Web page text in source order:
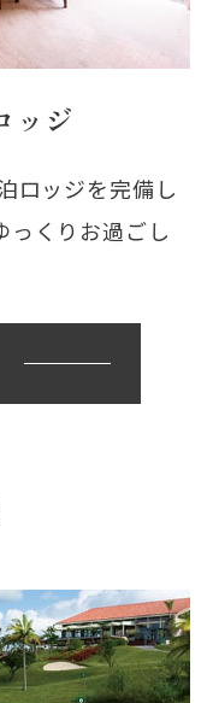
ッジ
ロッジを完備し
っくりお過ごし